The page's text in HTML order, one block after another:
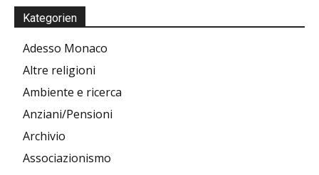
Kategorien
Adesso Monaco
Altre religioni
Ambiente e ricerca
Anziani/Pensioni
Archivio
Associazionismo